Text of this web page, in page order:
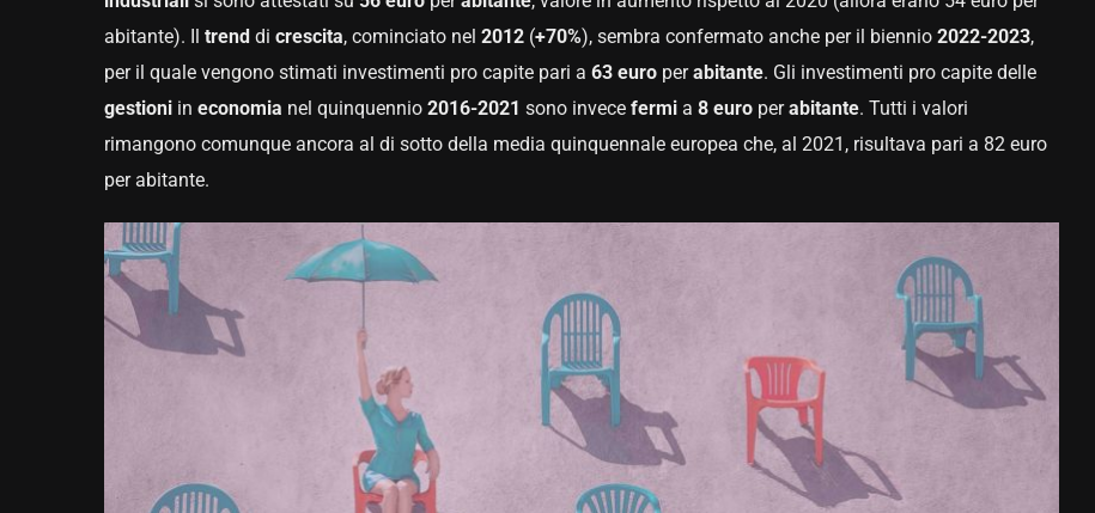
abitante). Il trenddi crescita, cominciato nel 2012(+70%), sembra confermato anche per il biennio 2022-2023,
per il quale vengono stimati investimenti pro capite pari a 63 euro perabitante. Gli investimenti pro capite delle
gestioniin economia nel quinquennio 2016-2021 sono invece fermia 8 euro perabitante. Tutti i valori
rimangono comunque ancora al di sotto della media quinquennale europea che, al 2021, risultava pari a 82 euro
per abitante.